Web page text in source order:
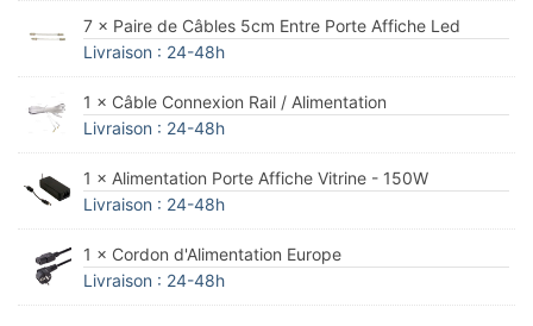
7 × Paire de Câbles 5cm Entre Porte Affiche Led
Livraison : 24-48h
1 × Câble Connexion Rail / Alimentation
Livraison : 24-48h
1 × Alimentation Porte Affiche Vitrine - 150W
Livraison : 24-48h
1 × Cordon d'Alimentation Europe
Livraison : 24-48h